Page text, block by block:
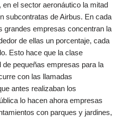
el sector aeronáutico la mitad
subcontratas de Airbus. En cada
grandes empresas concentran la
de ellas un porcentaje, cada
Esto hace que la clase
de pequeñas empresas para la
con las llamadas
antes realizaban los
lo hacen ahora empresas
con parques y jardines,